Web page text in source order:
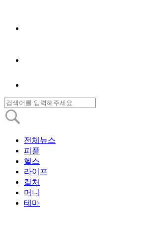
전체뉴스
피플
헬스
라이프
컬처
머니
테마